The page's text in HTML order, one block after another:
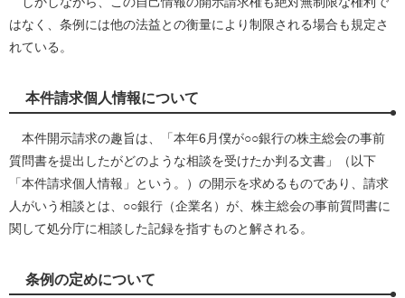
はなく、条例には他の法益との衡量により制限される場合も規定さ
れている。
本件請求個人情報について
本件開示請求の趣旨は、「本年6月僕が○○銀行の株主総会の事前
質問書を提出したがどのような相談を受けたか判る文書」（以下
「本件請求個人情報」という。）の開示を求めるものであり、請求
人がいう相談とは、○○銀行（企業名）が、株主総会の事前質問書に
関して処分庁に相談した記録を指すものと解される。
条例の定めについて